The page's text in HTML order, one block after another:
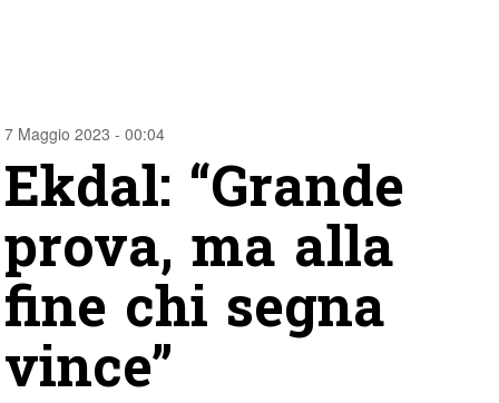
7 Maggio 2023 - 00:04
Ekdal: “Grande
prova, ma alla
fine chi segna
vince”